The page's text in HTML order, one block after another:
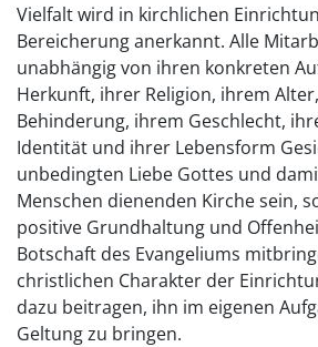
Vielfalt wird in kirchlichen
Bereicherung anerkannt. Alle
unabhängig von ihren konkreten
Herkunft, ihrer Religion, ihrem
Behinderung, ihrem Geschlecht,
Identität und ihrer Lebensform
unbedingten Liebe Gottes und
Menschen dienenden Kirche sein,
positive Grundhaltung und
Botschaft des Evangeliums
christlichen Charakter der
dazu beitragen, ihn im eigenen
Geltung zu bringen.